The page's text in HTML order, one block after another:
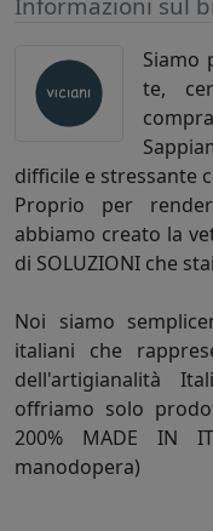
Informazioni sul
Siamo
te,
difficile e stressante
Proprio per
abbiamo creato la
di SOLUZIONI che
Noi siamo
italiani che
dell'artigianalità
offriamo solo
200% MADE IN
manodopera)